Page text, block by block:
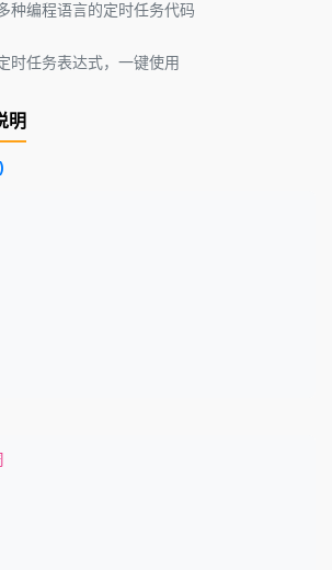
种编程语言的定时任务代码
时任务表达式，一键使用
明